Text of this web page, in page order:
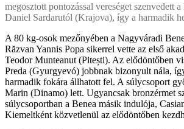
megosztott pontozással vereséget szenvedett
Daniel Sardarutól (Krajova), így a harmadik
A 80 kg-osok mezőnyében a Nagyváradi
Răzvan Yannis Popa sikerrel vette az első
Teodor Munteanut (Pitești). Az elődöntőben
Preda (Gyurgyevó) jobbnak bizonyult nála,
harmadik fokára állhatott fel. A súlycsoport
Marin (Dinamo) lett. Ugyancsak bronzérmet
súlycsoportban a Benea másik indulója,
Kiemeltként közvetlenül az elődöntőben